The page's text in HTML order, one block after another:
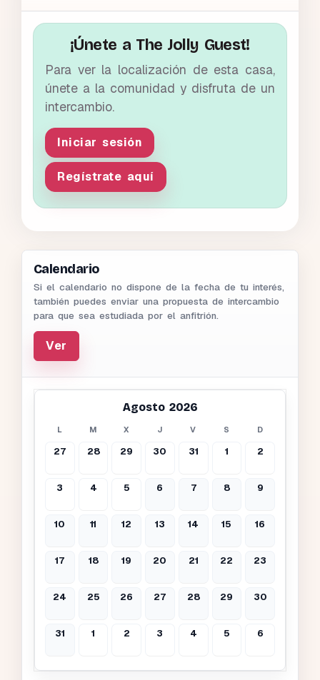
¡Únete a The Jolly Guest!
Para ver la localización de esta casa,
únete a la comunidad y disfruta de un
intercambio.
Iniciar sesión
Regístrate aquí
Calendario
Si el calendario no dispone de la fecha de tu interés,
también puedes enviar una propuesta de intercambio
para que sea estudiada por el anfitrión.
Ver
Agosto 2026
L M X J V S D
27 28 29 30 31 1 2
3 4 5 6 7 8 9
10 11 12 13 14 15 16
17 18 19 20 21 22 23
24 25 26 27 28 29 30
31 1 2 3 4 5 6